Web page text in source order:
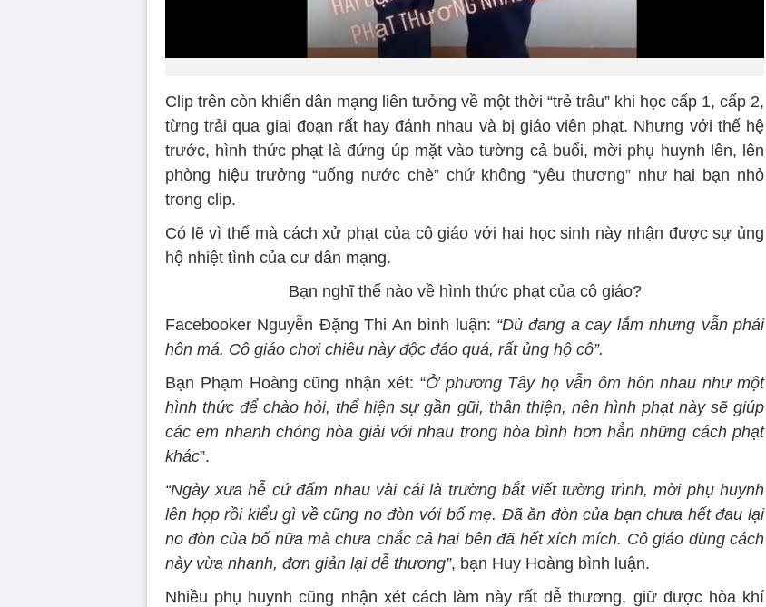
Clip trên còn khiến dân mạng liên tưởng về một thời “trẻ trâu” khi học cấp 1, cấp 2,
từng trải qua giai đoạn rất hay đánh nhau và bị giáo viên phạt. Nhưng với thế hệ
trước, hình thức phạt là đứng úp mặt vào tường cả buổi, mời phụ huynh lên, lên
phòng hiệu trưởng “uống nước chè” chứ không “yêu thương” như hai bạn nhỏ
trong clip.
Có lẽ vì thế mà cách xử phạt của cô giáo với hai học sinh này nhận được sự ủng
hộ nhiệt tình của cư dân mạng.
Bạn nghĩ thế nào về hình thức phạt của cô giáo?
Facebooker Nguyễn Đặng Thi An bình luận: “Dù đang a cay lắm nhưng vẫn phải
hôn má. Cô giáo chơi chiêu này độc đáo quá, rất ủng hộ cô”.
Bạn Phạm Hoàng cũng nhận xét: “Ở phương Tây họ vẫn ôm hôn nhau như một
hình thức để chào hỏi, thể hiện sự gần gũi, thân thiện, nên hình phạt này sẽ giúp
các em nhanh chóng hòa giải với nhau trong hòa bình hơn hẳn những cách phạt
khác”.
“Ngày xưa hễ cứ đấm nhau vài cái là trường bắt viết tường trình, mời phụ huynh
lên họp rồi kiểu gì về cũng no đòn với bố mẹ. Đã ăn đòn của bạn chưa hết đau lại
no đòn của bố nữa mà chưa chắc cả hai bên đã hết xích mích. Cô giáo dùng cách
này vừa nhanh, đơn giản lại dễ thương”, bạn Huy Hoàng bình luận.
Nhiều phụ huynh cũng nhận xét cách làm này rất dễ thương, giữ được hòa khí